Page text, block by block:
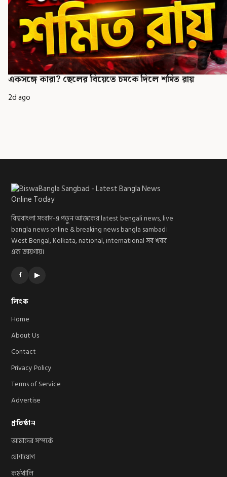
একসঙ্গে কারা? ছেলের বিয়েতে চমকে দিলে শমিত রায়
2d ago
বিশ্ববাংলা সংবাদ-এ পড়ুন আজকের latest bengali news, live
bangla news online & breaking news bangla sambad।
West Bengal, Kolkata, national, international সব খবর
এক জায়গায়।
f ▶
লিংক
Home
About Us
Contact
Privacy Policy
Terms of Service
Advertise
প্রতিষ্ঠান
আমাদের সম্পর্কে
যোগাযোগ
কর্মখালি